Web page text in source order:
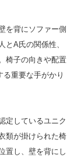
を背にソファー側
とA氏の関係性、
椅子の向きや配置
重要な手がかり
定しているユニク
類が掛けられた椅
置し、壁を背にし